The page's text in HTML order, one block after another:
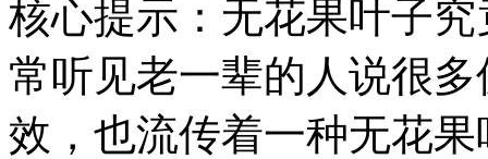
核心提示： 无花果叶子
常听见老一辈的人说很
效，也流传着一种无花